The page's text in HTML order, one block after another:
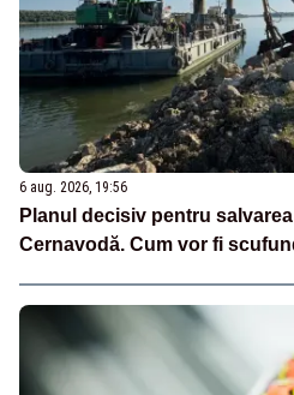
6 aug. 2026, 19:56
Planul decisiv pentru
Cernavodă. Cum vor fi